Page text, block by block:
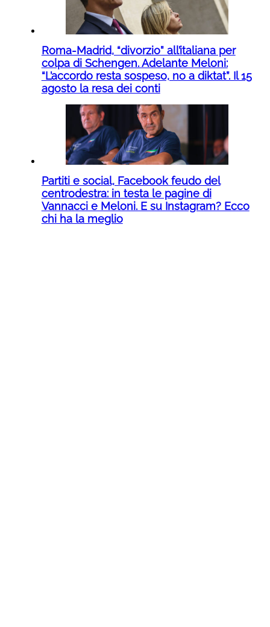
Roma-Madrid, “divorzio” all’italiana per
colpa di Schengen. Adelante Meloni:
“L’accordo resta sospeso, no a diktat”. Il 15
agosto la resa dei conti
Partiti e social, Facebook feudo del
centrodestra: in testa le pagine di
Vannacci e Meloni. E su Instagram? Ecco
chi ha la meglio